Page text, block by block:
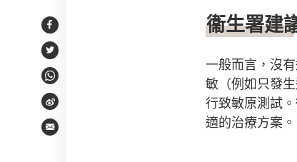
Facebook
Twitter
WhatsApp
Weibo
Email
衞生署建
一般而言，沒
敏（例如只發
行致敏原測試
適的治療方案。